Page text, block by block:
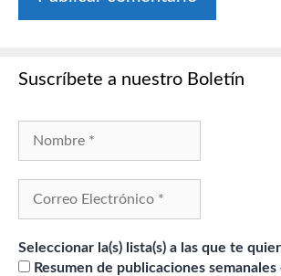
Suscríbete a nuestro Boletín
Seleccionar la(s) lista(s) a las que te
Resumen de publicaciones semanales